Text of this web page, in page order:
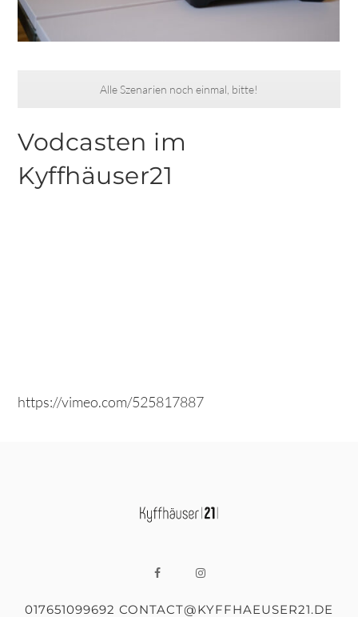
Alle Szenarien noch einmal, bitte!
Vodcasten im
Kyffhäuser21
https://vimeo.com/525817887
017651099692 CONTACT@KYFFHAEUSER21.DE